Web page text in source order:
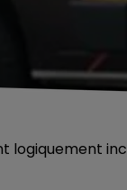
logiquement